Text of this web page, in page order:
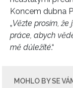
Koncem dubna
„Vězte prosím,
práce, abych
mě důležité.“
MOHLO BY SE